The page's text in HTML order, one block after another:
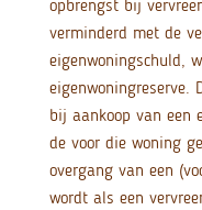
opbrengst bij
verminderd met de
eigenwoningschuld,
eigenwoningreserve.
bij aankoop van een
de voor die woning
overgang van een
wordt als een